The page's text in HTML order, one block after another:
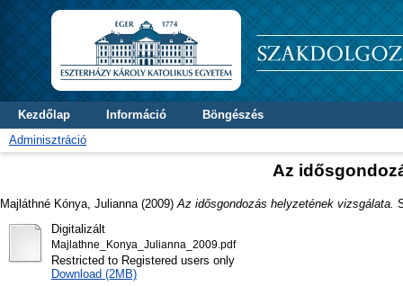
Kezdőlap Információ
Böngészés
Adminisztráció
Az
Majláthné Kónya, Julianna (2009) Az idősgondozás helyzetének vizsgálata.
Digitalizált
Majlathne_Konya_Julianna_2009.pdf
Restricted to Registered users only
Download (2MB)